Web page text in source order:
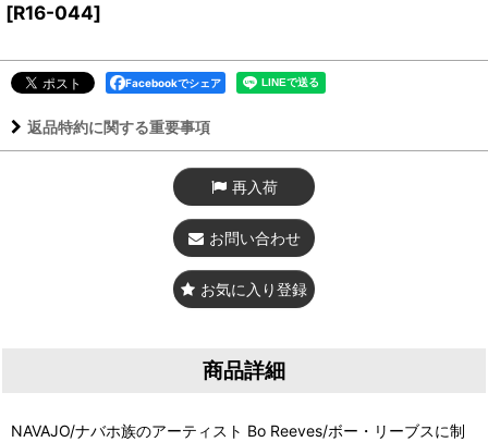
[R16-044]
Facebookでシェア
返品特約に関する重要事項
再入荷
お問い合わせ
お気に入り登録
商品詳細
NAVAJO/ナバホ族のアーティスト Bo Reeves/ボー・リーブスに制